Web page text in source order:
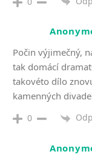
Počin výjimečný,
tak domácí
takovéto dílo
kamenných
0